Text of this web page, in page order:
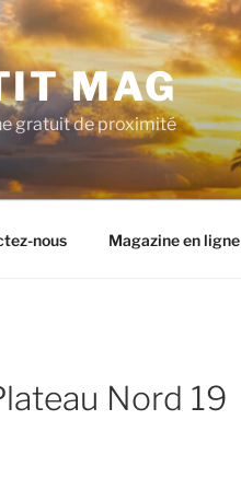
MAG
gratuit de proximité
nous Magazine en ligne
Nord 19